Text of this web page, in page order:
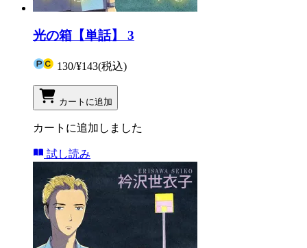
光の箱【単話】 3
130/¥143(税込)
カートに追加
カートに追加しました
試し読み